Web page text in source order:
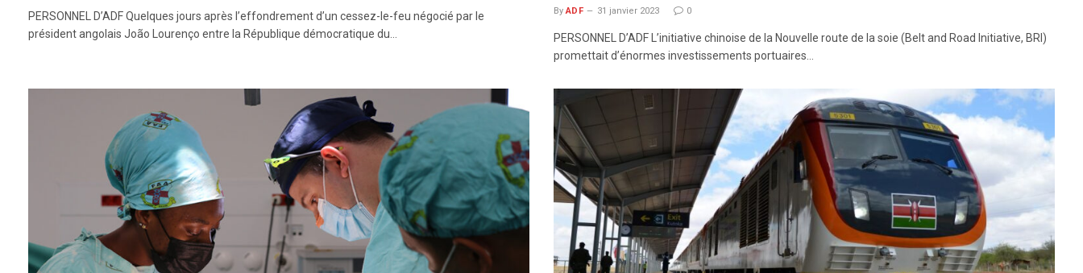
PERSONNEL D’ADF Quelques jours après l’effondrement d’un cessez-le-feu négocié par le
président angolais João Lourenço entre la République démocratique du…
By ADF 31 janvier 2023 0
PERSONNEL D’ADF L’initiative chinoise de la Nouvelle route de la soie (Belt and Road Initiative, BRI)
promettait d’énormes investissements portuaires…